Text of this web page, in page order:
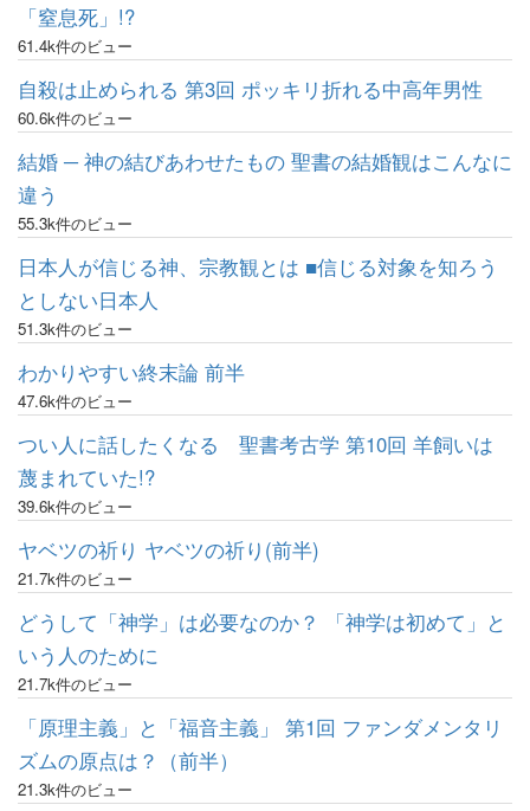
「窒息死」!?
61.4k件のビュー
自殺は止められる 第3回 ポッキリ折れる中高年男性
60.6k件のビュー
結婚 ─ 神の結びあわせたもの 聖書の結婚観はこんなに
違う
55.3k件のビュー
日本人が信じる神、宗教観とは ■信じる対象を知ろう
としない日本人
51.3k件のビュー
わかりやすい終末論 前半
47.6k件のビュー
つい人に話したくなる 聖書考古学 第10回 羊飼いは
蔑まれていた!?
39.6k件のビュー
ヤベツの祈り ヤベツの祈り(前半)
21.7k件のビュー
どうして「神学」は必要なのか？ 「神学は初めて」と
いう人のために
21.7k件のビュー
「原理主義」と「福音主義」 第1回 ファンダメンタリ
ズムの原点は？（前半）
21.3k件のビュー